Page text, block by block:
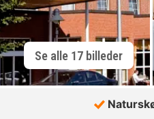
Se alle 17 billeder